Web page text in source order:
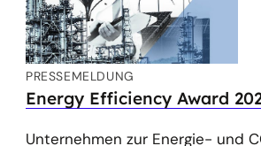
PRESSEMELDUNG
Energy Efficiency Award
Unternehmen zur Energie- und